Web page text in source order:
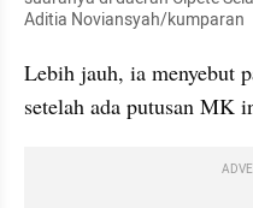
Aditia Noviansyah/kumparan
Lebih jauh, ia menyebut
setelah ada putusan MK